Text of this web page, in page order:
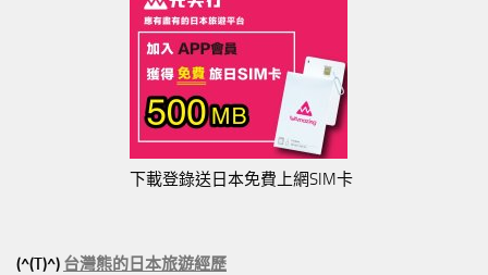
下載登錄送日本免費上網SIM卡
(^(T)^) 台灣熊的日本旅遊經歷